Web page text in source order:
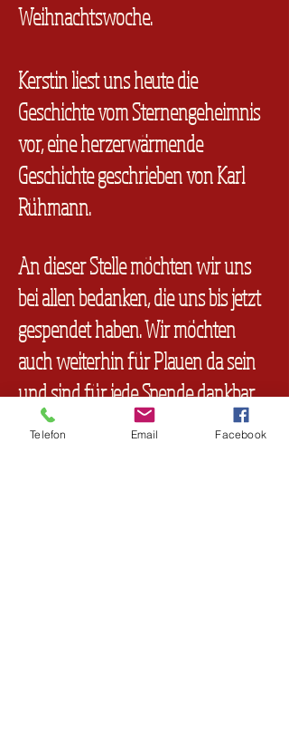
Weihnachtswoche.
Kerstin liest uns heute die
Geschichte vom Sternengeheimnis
vor, eine herzerwärmende
Geschichte geschrieben von Karl
Rühmann.
An dieser Stelle möchten wir uns
bei allen bedanken, die uns bis jetzt
gespendet haben. Wir möchten
auch weiterhin für Plauen da sein
und sind für jede Spende dankbar.
Telefon Email Facebook